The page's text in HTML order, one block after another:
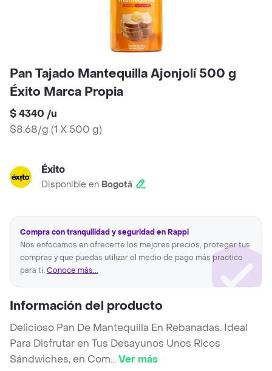
Pan Tajado Mantequilla Ajonjolí 500 g
Éxito Marca Propia
$ 4340 /u
$8.68/g (1 X 500 g)
Éxito
Disponible en Bogotá
Compra con tranquilidad y seguridad en Rappi
Nos enfocamos en ofrecerte los mejores precios, proteger tus
compras y que puedas utilizar el medio de pago más practico
para ti. Conoce más...
Información del producto
Delicioso Pan De Mantequilla En Rebanadas. Ideal
Para Disfrutar en Tus Desayunos Unos Ricos
Sándwiches, en Com...Ver más